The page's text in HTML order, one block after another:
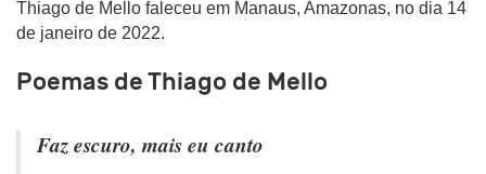
Thiago de Mello faleceu em Manaus, Amazonas, no dia 14
de janeiro de 2022.
Poemas de Thiago de Mello
Faz escuro, mais eu canto